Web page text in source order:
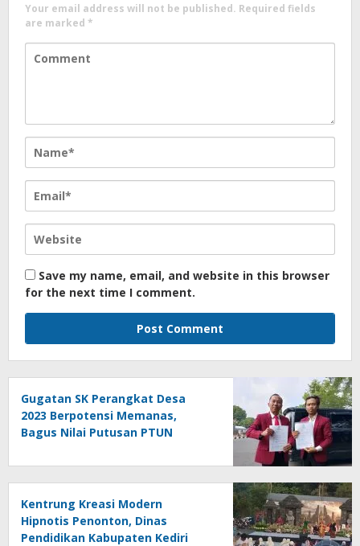
Your email address will not be published. Required fields
are marked *
Save my name, email, and website in this browser
for the next time I comment.
Gugatan SK Perangkat Desa
2023 Berpotensi Memanas,
Bagus Nilai Putusan PTUN
Kentrung Kreasi Modern
Hipnotis Penonton, Dinas
Pendidikan Kabupaten Kediri